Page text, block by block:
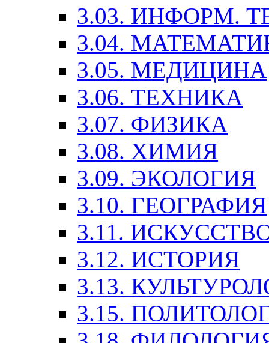
3.03. ИНФОРМ.
3.04.
3.05. МЕДИЦИНА
3.06. ТЕХНИКА
3.07. ФИЗИКА
3.08. ХИМИЯ
3.09. ЭКОЛОГИЯ
3.10. ГЕОГРАФИЯ
3.11.
3.12. ИСТОРИЯ
3.13.
3.15.